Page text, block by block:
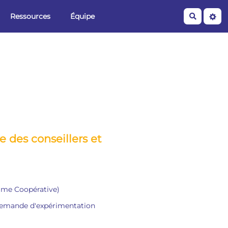
Ressources Équipe
des conseillers et
Coopérative)
d'expérimentation